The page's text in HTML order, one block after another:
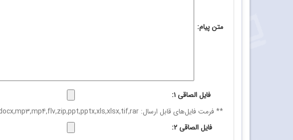
متن پیام:
فایل الصاقی ۱:
** فرمت فایل‌های قابل ارسال: txt,pdf,doc,gif,jpg,jpeg,docx,mp3,mp4,flv,zip,ppt,pptx,xls,xlsx,tif,rar ** حجم فایل الصاقی باید کمتر از 15M باشد.
فایل الصاقی ۲: